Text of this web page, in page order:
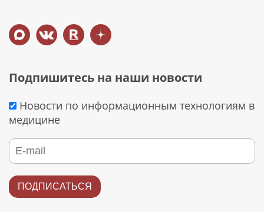
Подпишитесь на наши новости
Новости по информационным технологиям в
медицине